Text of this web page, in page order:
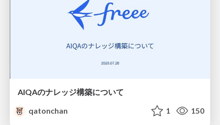
AIQAのナレッジ構築について
qatonchan
1 150